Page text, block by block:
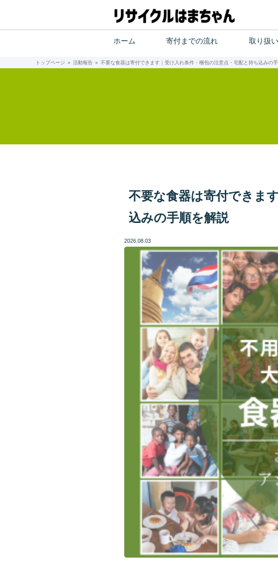
LINEで質問
プ
ホーム 寄付までの流れ 取り扱
トップページ ＞ 活動報告 ＞ 不要な食器は寄付できます｜受け入れ条件・梱包の注意点・宅配と持ち込みの
不要な食器は寄付できま
込みの手順を解説
2026.08.03